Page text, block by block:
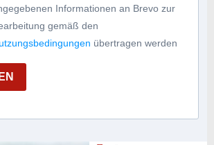
Informationen an Brevo zur
gemäß den
übertragen werden